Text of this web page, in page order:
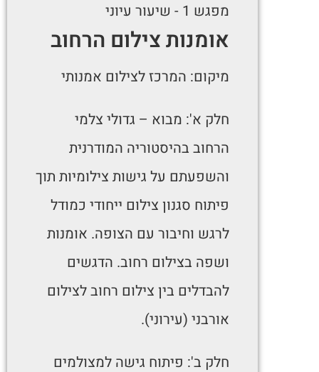
מפגש 1 - שיעור עיוני
אומנות צילום הרחוב
מיקום: המרכז לצילום אמנותי
חלק א': מבוא – גדולי צלמי
הרחוב בהיסטוריה המודרנית
והשפעתם על גישות צילומיות תוך
פיתוח סגנון צילום ייחודי כמודל
לרגש וחיבור עם הצופה. אומנות
ושפה בצילום רחוב. הדגשים
להבדלים בין צילום רחוב לצילום
אורבני (עירוני).
חלק ב': פיתוח גישה למצולמים